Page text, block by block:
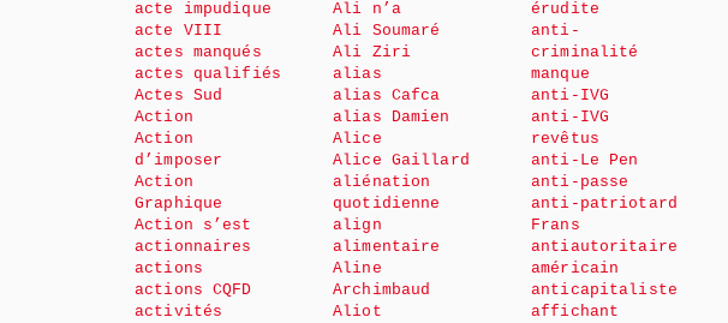
acte impudique
acte VIII
actes manqués
actes qualifiés
Actes Sud
Action
Action
d’imposer
Action
Graphique
Action s’est
actionnaires
actions
actions CQFD
activités
Ali n’a
Ali Soumaré
Ali Ziri
alias
alias Cafca
alias Damien
Alice
Alice Gaillard
aliénation
quotidienne
align
alimentaire
Aline
Archimbaud
Aliot
érudite
anti-
criminalité
manque
anti-IVG
anti-IVG
revêtus
anti-Le Pen
anti-passe
anti-patriotard
Frans
antiautoritaire
américain
anticapitaliste
affichant